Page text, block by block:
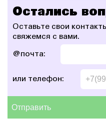
Остались
Оставьте свои
свяжемся с вами.
@почта:
или телефон:
Отправить